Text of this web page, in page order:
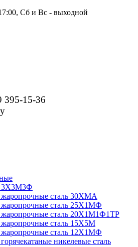
Сб и Вс - выходной
395-15-36
3Х3М3Ф
сталь 30ХМА
сталь 25Х1МФ
сталь 20Х1М1Ф1ТР
сталь 15Х5М
сталь 12Х1МФ
никелевые сталь